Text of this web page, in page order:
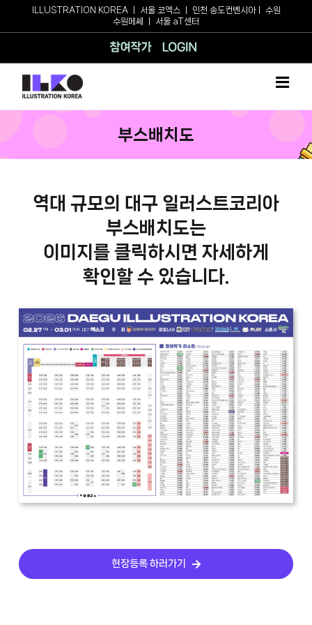
ILLUSTRATION KOREAㅣ 서울 코엑스 인천 송도컨벤시아ㅣ 수원
수원메쎄
서울 aT센터
참여작가
부스배치도
역대 규모의 대구 일러스트코리아
부스배치도는
이미지를 클릭하시면 자세하게
확인할 수 있습니다.
현장등록 하러가기